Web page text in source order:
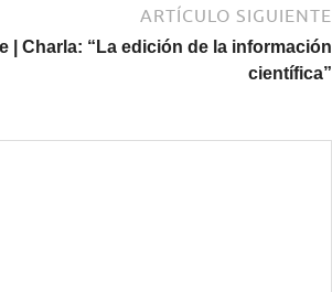
ARTÍCULO SIGUIENTE
| Charla: “La edición de la información
científica”